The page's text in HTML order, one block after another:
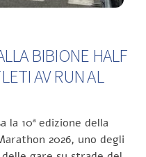
BIBIONE HALF
AV RUN AL
la 10ª edizione della
2026, uno degli